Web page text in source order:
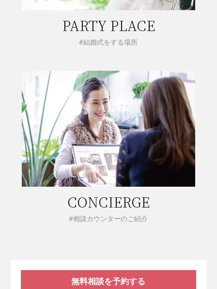
PARTY PLACE
#結婚式をする場所
CONCIERGE
#相談カウンターのご紹介
無料相談を予約する